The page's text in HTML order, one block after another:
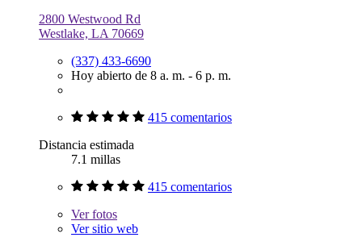
2800 Westwood Rd
Westlake, LA 70669
(337) 433-6690
Hoy abierto de 8 a. m. - 6 p. m.
415 comentarios
Distancia estimada
7.1 millas
415 comentarios
Verfotos
Ver sitio web